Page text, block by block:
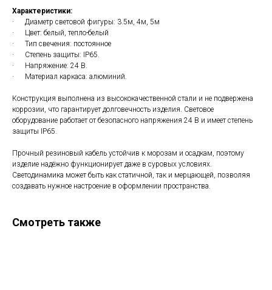
Характеристики:
· Диаметр световой фигуры: 3.5м, 4м, 5м
· Цвет: белый, тепло-белый
· Тип свечения: постоянное
· Степень защиты: IP65.
· Напряжение: 24 В.
· Материал каркаса: алюминий.
Конструкция выполнена из высококачественной стали и не подвержена
коррозии, что гарантирует долговечность изделия. Световое
оборудование работает от безопасного напряжения 24 В и имеет степень
защиты IP65.
Прочный резиновый кабель устойчив к морозам и осадкам, поэтому
изделие надёжно функционирует даже в суровых условиях.
Светодинамика может быть как статичной, так и мерцающей, позволяя
создавать нужное настроение в оформлении пространства.
Смотреть также